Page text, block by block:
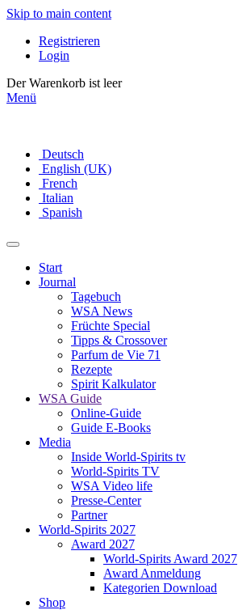
Skip to main content
Registrieren
Login
Der Warenkorb ist leer
Menü
Deutsch
English (UK)
French
Italian
Spanish
Start
Journal
Tagebuch
WSA News
Früchte Special
Tipps & Crossover
Parfum de Vie 71
Rezepte
Spirit Kalkulator
WSA Guide
Online-Guide
Guide E-Books
Media
Inside World-Spirits tv
World-Spirits TV
WSA Video life
Presse-Center
Partner
World-Spirits 2027
Award 2027
World-Spirits Award 2027
Award Anmeldung
Kategorien Download
Shop